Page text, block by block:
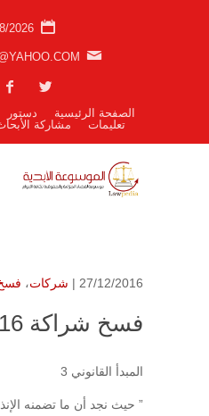
2026
الصفحة الرئيسية دستور
تعليمات
مشاركة
27/12/2016 | شركات،
فسخ شراكة h2007.2716
المبدأ القانوني 3
” حيث نجد أن ما تضمنه